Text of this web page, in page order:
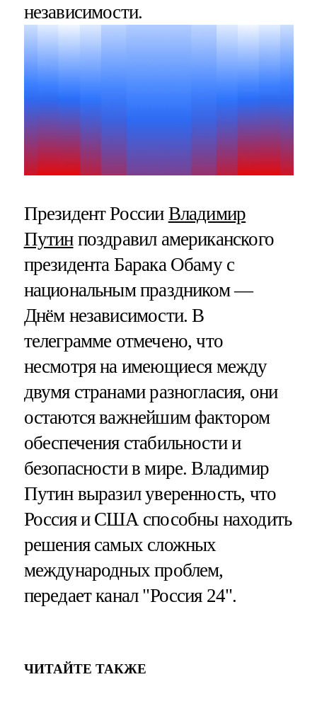
независимости.
Президент России Владимир
Путинпоздравил американского
президента Барака Обаму с
национальным праздником —
Днём независимости. В
телеграмме отмечено, что
несмотря на имеющиеся между
двумя странами разногласия, они
остаются важнейшим фактором
обеспечения стабильности и
безопасности в мире. Владимир
Путин выразил уверенность, что
Россия и США способны находить
решения самых сложных
международных проблем,
передает канал "Россия 24".
ЧИТАЙТЕ ТАКЖЕ